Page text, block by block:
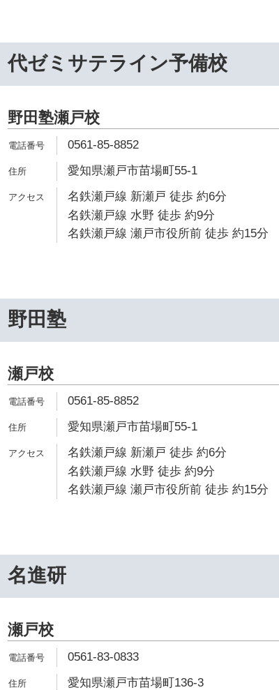
代ゼミサテライン予備校
野田塾瀬戸校
0561-85-8852
愛知県瀬戸市苗場町55-1
名鉄瀬戸線 新瀬戸 徒歩 約6分
名鉄瀬戸線 水野 徒歩 約9分
名鉄瀬戸線 瀬戸市役所前 徒歩 約15分
野田塾
瀬戸校
0561-85-8852
愛知県瀬戸市苗場町55-1
名鉄瀬戸線 新瀬戸 徒歩 約6分
名鉄瀬戸線 水野 徒歩 約9分
名鉄瀬戸線 瀬戸市役所前 徒歩 約15分
名進研
瀬戸校
0561-83-0833
愛知県瀬戸市苗場町136-3